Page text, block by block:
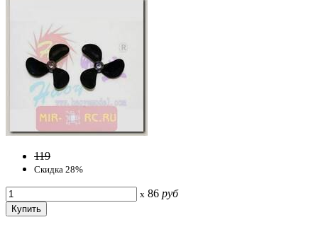
119
Скидка 28%
x 86 руб